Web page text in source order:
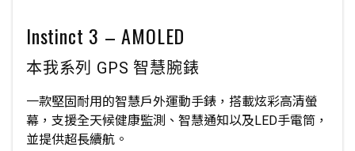
Instinct 3 – AMOLED
本我系列 GPS 智慧腕錶
一款堅固耐用的智慧戶外運動手錶，搭載炫彩高清螢
幕，支援全天候健康監測、智慧通知以及LED手電筒，
並提供超長續航。